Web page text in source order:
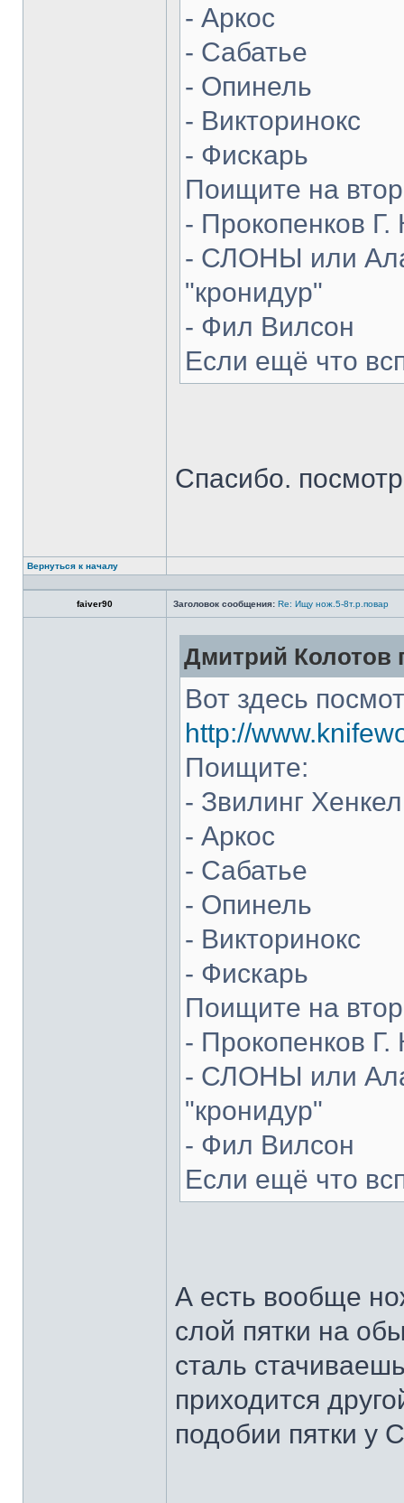
- Аркос
- Сабатье
- Опинель
- Викторинокс
- Фискарь
Поищите на
- Прокопенков Г.
- СЛОНЫ или
"кронидур"
- Фил Вилсон
Если ещё что
Спасибо.
Вернуться к началу
faiver90 Заголовок сообщения: Re: Ищу нож.5-8т.р.повар
Дмитрий Колотов
Вот здесь
http://
Поищите:
- Звилинг
- Аркос
- Сабатье
- Опинель
- Викторинокс
- Фискарь
Поищите на
- Прокопенков Г.
- СЛОНЫ или
"кронидур"
- Фил Вилсон
Если ещё что
А есть вообще
слой пятки на
сталь
приходится
подобии пятки у